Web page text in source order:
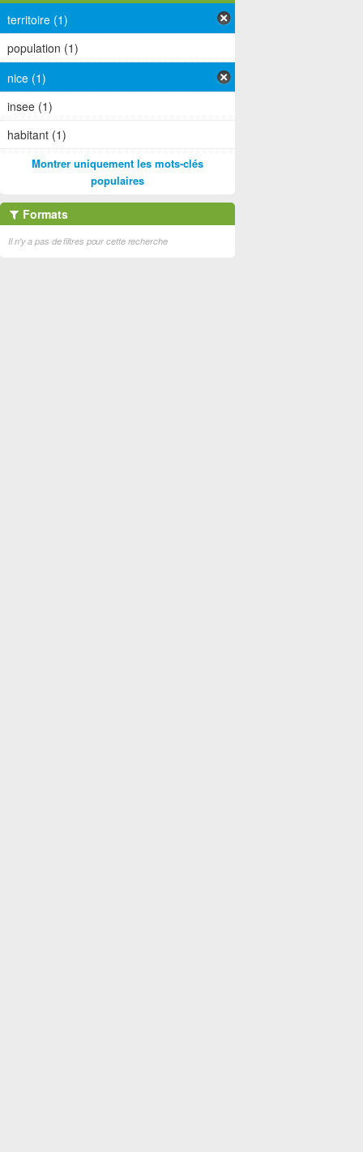
territoire (1)
population (1)
nice (1)
insee (1)
habitant (1)
Montrer uniquement les mots-clés
populaires
Formats
Il n'y a pas de filtres pour cette recherche